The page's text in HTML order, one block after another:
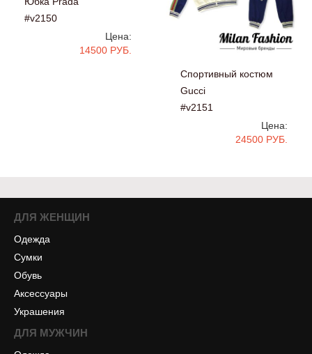
#v2150
Цена:
14500 РУБ.
Спортивный костюм
Gucci
#v2151
Цена:
24500 РУБ.
ДЛЯ ЖЕНЩИН
Одежда
Сумки
Обувь
Аксессуары
Украшения
ДЛЯ МУЖЧИН